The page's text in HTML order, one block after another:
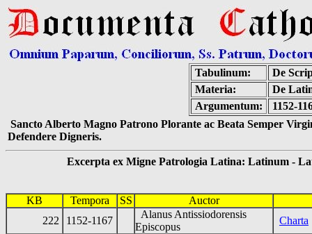
Tabulinum:
De
Materia:
De
Argumentum:
1152-
Sancto Alberto Magno Patrono Plorante ac Beata Semper
Defendere Digneris.
Excerpta ex Migne Patrologia Latina: Latinum -
KB Tempora SS
Auctor
222
1152-1167
Alanus Antissiodorensis
Episcopus
Charta